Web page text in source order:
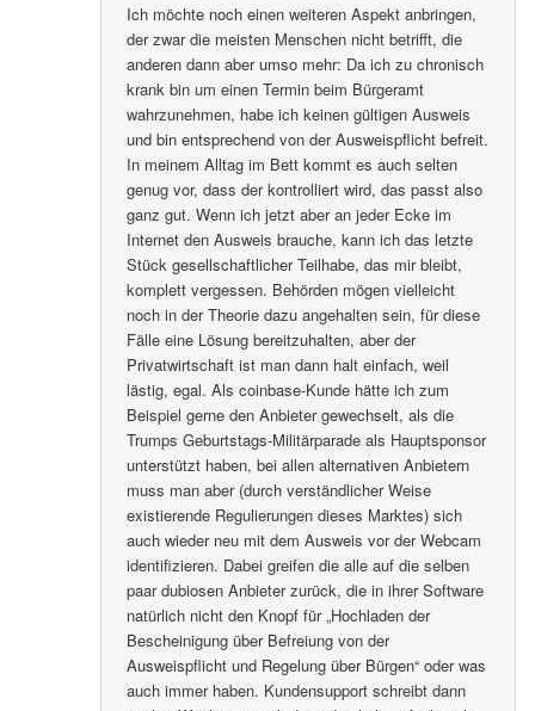
Ich möchte noch einen weiteren Aspekt anbringen,
der zwar die meisten Menschen nicht betrifft, die
anderen dann aber umso mehr: Da ich zu chronisch
krank bin um einen Termin beim Bürgeramt
wahrzunehmen, habe ich keinen gültigen Ausweis
und bin entsprechend von der Ausweispflicht befreit.
In meinem Alltag im Bett kommt es auch selten
genug vor, dass der kontrolliert wird, das passt also
ganz gut. Wenn ich jetzt aber an jeder Ecke im
Internet den Ausweis brauche, kann ich das letzte
Stück gesellschaftlicher Teilhabe, das mir bleibt,
komplett vergessen. Behörden mögen vielleicht
noch in der Theorie dazu angehalten sein, für diese
Fälle eine Lösung bereitzuhalten, aber der
Privatwirtschaft ist man dann halt einfach, weil
lästig, egal. Als coinbase-Kunde hätte ich zum
Beispiel gerne den Anbieter gewechselt, als die
Trumps Geburtstags-Militärparade als Hauptsponsor
unterstützt haben, bei allen alternativen Anbietern
muss man aber (durch verständlicher Weise
existierende Regulierungen dieses Marktes) sich
auch wieder neu mit dem Ausweis vor der Webcam
identifizieren. Dabei greifen die alle auf die selben
paar dubiosen Anbieter zurück, die in ihrer Software
natürlich nicht den Knopf für „Hochladen der
Bescheinigung über Befreiung von der
Ausweispflicht und Regelung über Bürgen“ oder was
auch immer haben. Kundensupport schreibt dann